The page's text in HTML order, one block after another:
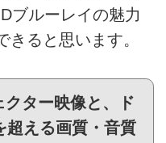
ブルーレイの魅力
ると思います。
ター映像と、ド
超える画質・音質